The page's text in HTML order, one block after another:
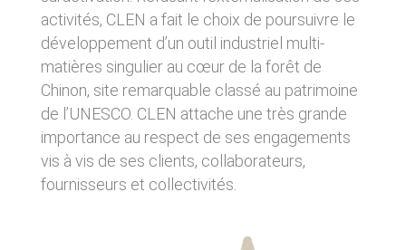
activités, CLEN a fait le choix de poursuivre le
développement d’un outil industriel multi-
matières singulier au cœur de la forêt de
Chinon, site remarquable classé au patrimoine
de l’UNESCO. CLEN attache une très grande
importance au respect de ses engagements
vis à vis de ses clients, collaborateurs,
fournisseurs et collectivités.
Internet ne pourra être tenu responsable de
dommages matériels liés à l’utilisation du site.
De plus, l’utilisateur du site s’engage à accéder
au site en utilisant un matériel récent, ne
contenant pas de virus et avec un navigateur
de dernière génération mis-à-jour.
5. PROPRIÉTÉ
INTELLECTUELLE ET
CLEN est propriétaire des droits de propriété
LIENS VERS D’AUTRES SITES
CLEN propose sur son site des liens vers des
sites tiers. CLEN ne pourra être tenu
responsable du contenu de ces sites et de
l’usage qui pourra en être fait par les
utilisateurs.
AVIS RELATIF À LA